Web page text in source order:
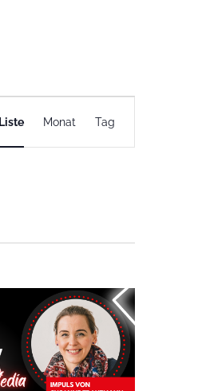
Ansichten-
Liste Monat Tag